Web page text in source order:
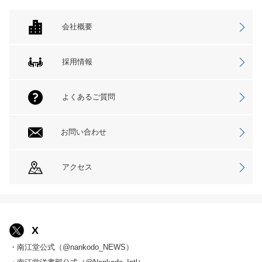
会社概要
採用情報
よくあるご質問
お問い合わせ
アクセス
X
・南江堂公式（@nankodo_NEWS）